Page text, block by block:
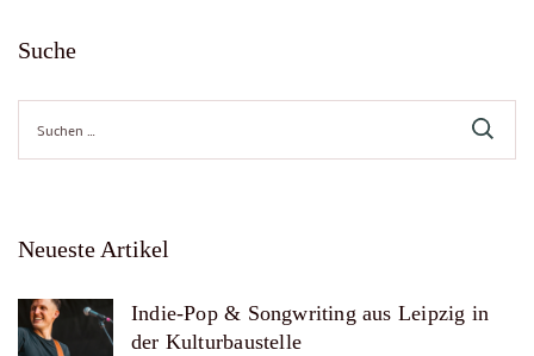
Suche
nach:
Neueste Artikel
Indie-Pop & Songwriting aus Leipzig in
der Kulturbaustelle